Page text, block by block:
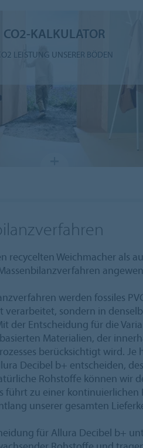
CO2-KALKULATOR
LEISTUNG UNSERER BÖDEN
recycelten Weichmacher als
werden fossiles
verarbeitet, sondern in
der Entscheidung für die
Materialien, der
berücksichtigt wird. Je
Decibel b+ entscheiden,
Rohstoffe können wir
führt zu einer kontinuierlichen
unserer gesamten
für Allura Decibel b+